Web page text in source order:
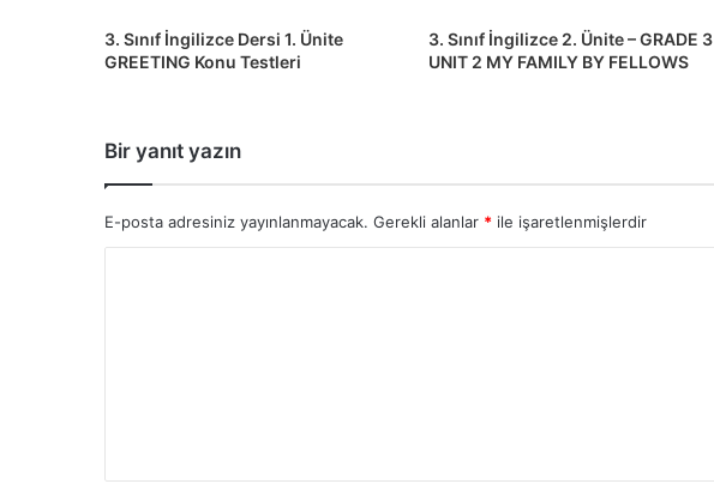
3. Sınıf İngilizce Dersi 1. Ünite
GREETING Konu Testleri
3. Sınıf İngilizce 2. Ünite – GRADE 3
UNIT 2 MY FAMILY BY FELLOWS
Bir yanıt yazın
E-posta adresiniz yayınlanmayacak. Gerekli alanlar * ile işaretlenmişlerdir